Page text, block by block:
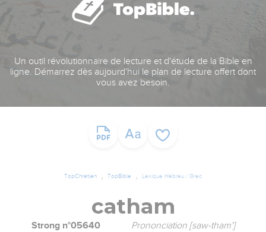
Un outil révolutionnaire de lecture et d'étude de la Bible en
ligne. Démarrez dès aujourd'hui le plan de lecture offert dont
vous avez besoin.
TopChrétien TopBible Lexique Hébreu / Grec
catham
Strong n°05640 Prononciation [saw-tham']